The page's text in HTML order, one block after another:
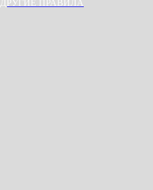
ДРУГИЕ ПРАВИЛА